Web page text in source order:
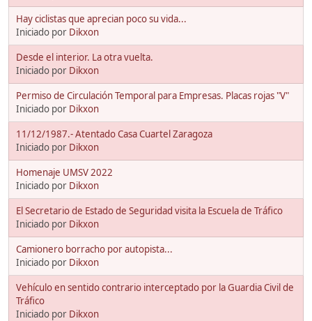
Hay ciclistas que aprecian poco su vida...
Iniciado por Dikxon
Desde el interior. La otra vuelta.
Iniciado por Dikxon
Permiso de Circulación Temporal para Empresas. Placas rojas "V"
Iniciado por Dikxon
11/12/1987.- Atentado Casa Cuartel Zaragoza
Iniciado por Dikxon
Homenaje UMSV 2022
Iniciado por Dikxon
El Secretario de Estado de Seguridad visita la Escuela de Tráfico
Iniciado por Dikxon
Camionero borracho por autopista...
Iniciado por Dikxon
Vehículo en sentido contrario interceptado por la Guardia Civil de
Tráfico
Iniciado por Dikxon